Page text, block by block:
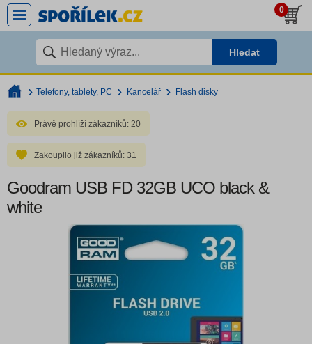
0
Hledat
Telefony, tablety, PC Kancelář Flash disky
Právě prohlíží zákazníků: 20
Zakoupilo již zákazníků: 31
Goodram USB FD 32GB UCO black &
white